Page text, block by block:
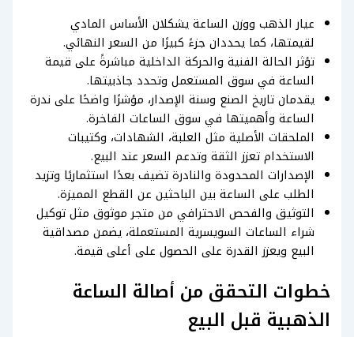
عيار الذهب ووزن الساعة يشكلان الأساس المادي
لقيمتها، كما يحددان جزءً كبيرًا من السعر النهائي.
تؤثر الحالة الفنية والحركة الداخلية مباشرةً على قيمة
الساعة في سوق المستعمل وتحدد جاذبيتها.
يقدمان تاريخ الصنع وسنة الإصدار، مؤشرًا واضحًا على ندرة
الساعة وأهميتها في سوق الساعات الفاخرة.
الملحقات الأصلية مثل العلبة، الشهادات، وكتيبات
الاستخدام تعزز الثقة وتدعم السعر عند البيع.
الإصدارات المحدودة والنادرة تضيف بعدًا استثماريًا وتزيد
الطلب على الساعة بين الباحثين عن القطع المميزة.
التوثيق والفحص الاحترافي من متجر موثوق مثل توكيل
شراء الساعات السويسرية المستعملة، يضمن مصداقية
البيع ويعزز القدرة على الحصول على أعلى قيمة.
خطوات التحقق من أصالة الساعة
الذهبية قبل البيع